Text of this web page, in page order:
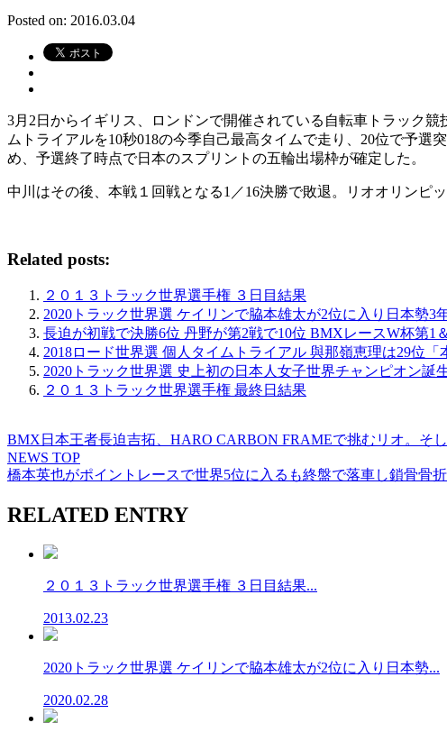
Posted on: 2016.03.04
3月2日からイギリス、ロンドンで開催されている自転車トラック
ムトライアルを10秒018の今季自己最高タイムで走り、20位で予
め、予選終了時点で日本のスプリントの五輪出場枠が確定した。
中川はその後、本戦１回戦となる1／16決勝で敗退。リオオリンピ
Related posts:
２０１３トラック世界選手権 ３日目結果
2020トラック世界選 ケイリンで脇本雄太が2位に入り日本勢3
長迫が初戦で決勝6位 丹野が第2戦で10位 BMXレースW杯第1
2018ロード世界選 個人タイムトライアル 與那嶺恵理は29位「
2020トラック世界選 史上初の日本人女子世界チャンピオン
２０１３トラック世界選手権 最終日結果
BMX日本王者長迫吉拓、HARO CARBON FRAMEで挑むリオ。そし
NEWS TOP
橋本英也がポイントレースで世界5位に入るも終盤で落車し鎖骨骨折
RELATED ENTRY
２０１３トラック世界選手権 ３日目結果...
2013.02.23
2020トラック世界選 ケイリンで脇本雄太が2位に入り日本勢...
2020.02.28